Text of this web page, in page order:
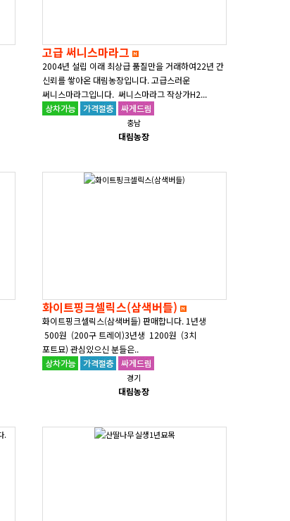
고급 써니스마라그
2004년 설립 이래 최상급 품질만을 거래하여22년 간
신뢰를 쌓아온 대림농장입니다. 고급스러운
써니스마라그입니다. 써니스마라그 작상가H2...
충남
대림농장
화이트핑크셀릭스(삼색버들)
화이트핑크셀릭스(삼색버들) 판매합니다. 1년생
500원 (200구 트레이)3년생 1200원 (3치
포트묘) 관심있으신 분들은..
경기
대림농장